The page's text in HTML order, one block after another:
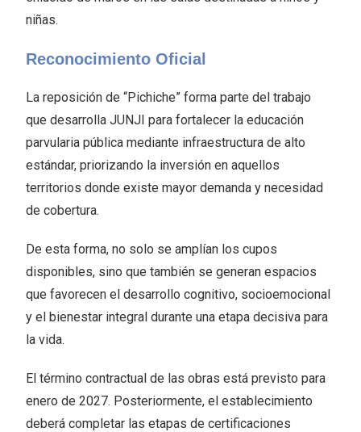
niñas.
Reconocimiento Oficial
La reposición de “Pichiche” forma parte del trabajo
que desarrolla JUNJI para fortalecer la educación
parvularia pública mediante infraestructura de alto
estándar, priorizando la inversión en aquellos
territorios donde existe mayor demanda y necesidad
de cobertura.
De esta forma, no solo se amplían los cupos
disponibles, sino que también se generan espacios
que favorecen el desarrollo cognitivo, socioemocional
y el bienestar integral durante una etapa decisiva para
la vida.
El término contractual de las obras está previsto para
enero de 2027. Posteriormente, el establecimiento
deberá completar las etapas de certificaciones